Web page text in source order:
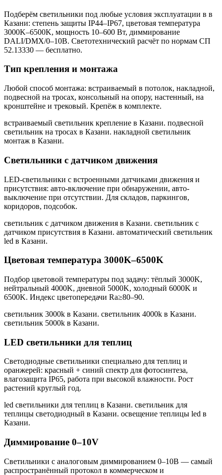
Подберём светильники под любые условия эксплуатации в в
Казани: степень защиты IP44–IP67, цветовая температура
3000K–6500K, мощность 10–600 Вт, диммирование
DALI/DMX/0–10В. Светотехнический расчёт по нормам СП
52.13330 — бесплатно.
Тип крепления и монтажа
Любой способ монтажа: встраиваемый в потолок, накладной,
подвесной на тросах, консольный на опору, настенный, на
кронштейне и трековый. Крепёж в комплекте.
встраиваемый светильник крепление в Казани. подвесной
светильник на тросах в Казани. накладной светильник
монтаж в Казани.
Светильники с датчиком движения
LED-светильники с встроенными датчиками движения и
присутствия: авто-включение при обнаружении, авто-
выключение при отсутствии. Для складов, паркингов,
коридоров, подсобок.
светильник с датчиком движения в Казани. светильник с
датчиком присутствия в Казани. автоматический светильник
led в Казани.
Цветовая температура 3000K–6500K
Подбор цветовой температуры под задачу: тёплый 3000K,
нейтральный 4000K, дневной 5000K, холодный 6000K и
6500K. Индекс цветопередачи Ra≥80–90.
светильник 3000k в Казани. светильник 4000k в Казани.
светильник 5000k в Казани.
LED светильники для теплиц
Светодиодные светильники специально для теплиц и
оранжерей: красный + синий спектр для фотосинтеза,
влагозащита IP65, работа при высокой влажности. Рост
растений круглый год.
led светильники для теплиц в Казани. светильник для
теплицы светодиодный в Казани. освещение теплицы led в
Казани.
Диммирование 0–10V
Светильники с аналоговым диммированием 0–10В — самый
распространённый протокол в коммерческом и